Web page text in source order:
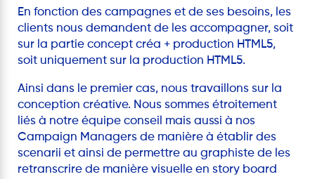
En fonction des campagnes et de ses besoins, les
clients nous demandent de les accompagner, soit
sur la partie concept créa + production HTML5,
soit uniquement sur la production HTML5.
Ainsi dans le premier cas, nous travaillons sur la
conception créative. Nous sommes étroitement
liés à notre équipe conseil mais aussi à nos
Campaign Managers de manière à établir des
scenarii et ainsi de permettre au graphiste de les
retranscrire de manière visuelle en story board